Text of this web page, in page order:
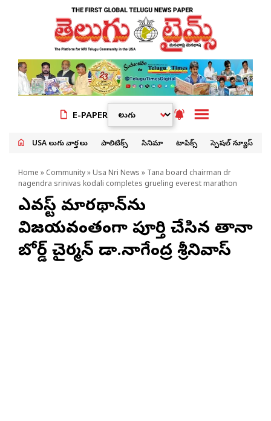
E-PAPER
USA తెలుగు వార్తలు పాలిటిక్స్ సినిమా టాపిక్స్ స్పెషల్ న్యూస్
Home » Community» Usa Nri News » Tana board chairman dr
nagendra srinivas kodali completes grueling everest marathon
ఎవరెస్ట్ మారథాన్‌ను
విజయవంతంగా పూర్తి చేసిన తానా
బోర్డ్ చైర్మన్ డా.నాగేంద్ర శ్రీనివాస్